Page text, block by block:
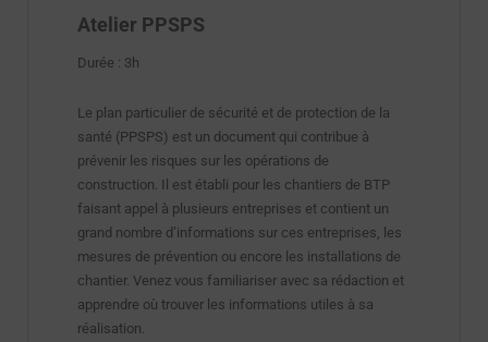
Atelier PPSPS
Durée : 3h
Le plan particulier de sécurité et de protection de la
santé (PPSPS) est un document qui contribue à
prévenir les risques sur les opérations de
construction. Il est établi pour les chantiers de BTP
faisant appel à plusieurs entreprises et contient un
grand nombre d’informations sur ces entreprises, les
mesures de prévention ou encore les installations de
chantier. Venez vous familiariser avec sa rédaction et
apprendre où trouver les informations utiles à sa
réalisation.